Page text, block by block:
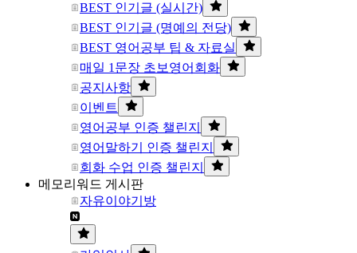
BEST 인기글 (실시간)
BEST 인기글 (명예의 전당)
BEST 영어공부 팁 & 자료실
매일 1문장 초보영어회화
공지사항
이벤트
영어공부 인증 챌린지
영어말하기 인증 챌린지
회화 수업 인증 챌린지
메모리워드 게시판
자유이야기방